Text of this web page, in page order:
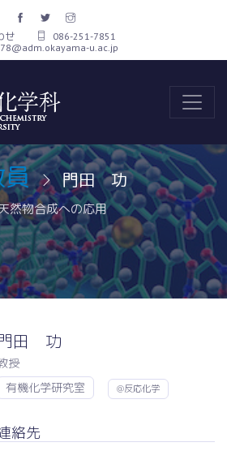
せ
086-251-7851
u.ac.jp
門田 功
然物合成への応用
田 功
授
有機化学研究室
@反応化学
絡先